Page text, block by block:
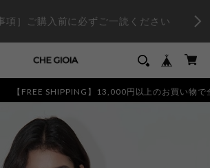
項］ご購入前に必ずご一読ください
【FREE SHIPPING】13,000円以上のお買い物で全